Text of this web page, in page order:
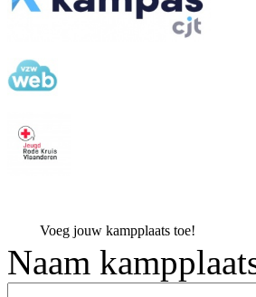
Voeg jouw kampplaats toe!
Naam